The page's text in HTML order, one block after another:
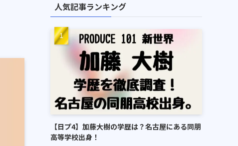
人気記事ランキング
【日プ4】加藤大樹の学歴は？名古屋にある同朋
高等学校出身！